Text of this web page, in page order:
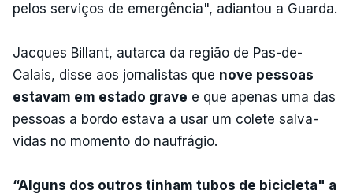
pelos serviços de emergência", adiantou a Guarda.
Jacques Billant, autarca da região de Pas-de-
Calais, disse aos jornalistas que nove pessoas
estavam em estado grave e que apenas uma das
pessoas a bordo estava a usar um colete salva-
vidas no momento do naufrágio.
“Alguns dos outros tinham tubos de bicicleta" a